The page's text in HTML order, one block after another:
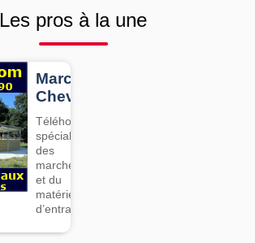
Les pros à la une
Marcheurs
Chevaux
Téléhorse,
spécialiste
des
marcheurs
et du
matériel
d’entrainement